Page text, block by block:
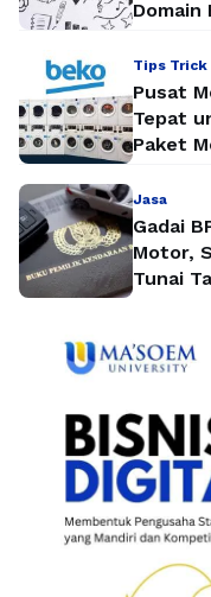
Domain
Tips Trick
Pusat
Tepat
Paket
Jasa
Gadai
Motor,
Tunai